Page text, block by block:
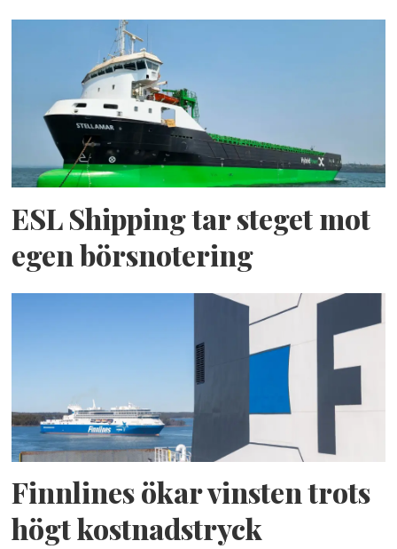
ESL Shipping tar steget mot
egen börsnotering
Finnlines ökar vinsten trots
högt kostnadstryck